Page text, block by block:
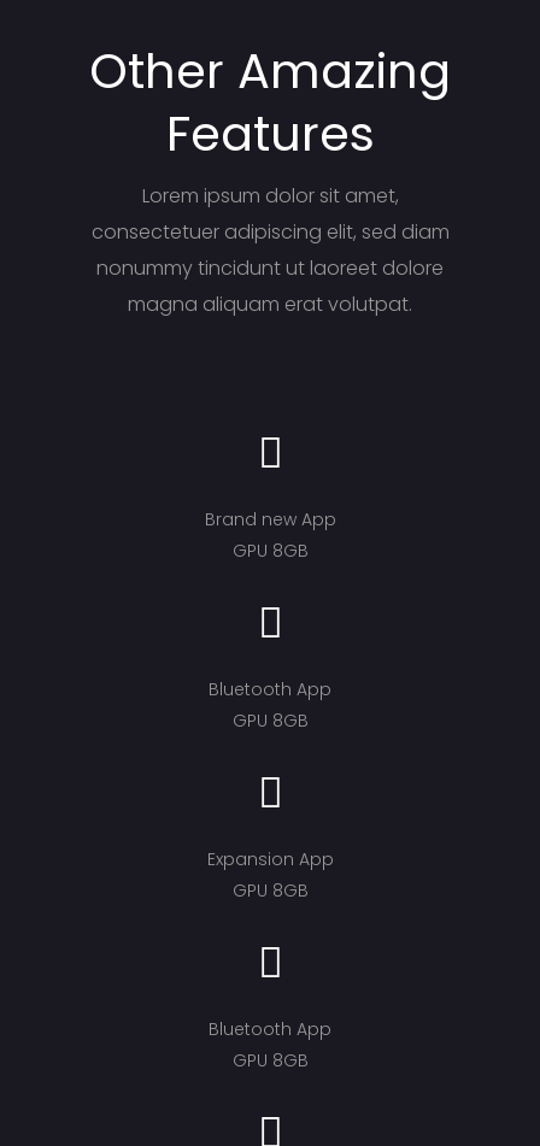
Other Amazing
Features
Lorem ipsum dolor sit amet,
consectetuer adipiscing elit, sed diam
nonummy tincidunt ut laoreet dolore
magna aliquam erat volutpat.
Brand new App
GPU 8GB
Bluetooth App
GPU 8GB
Expansion App
GPU 8GB
Bluetooth App
GPU 8GB